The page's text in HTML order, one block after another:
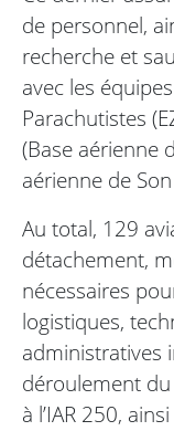
de personnel,
recherche et
avec les
Parachutistes
(Base aérienne
aérienne de Son
Au total, 129
détachement,
nécessaires
logistiques,
administratives
déroulement
à l’IAR 250,